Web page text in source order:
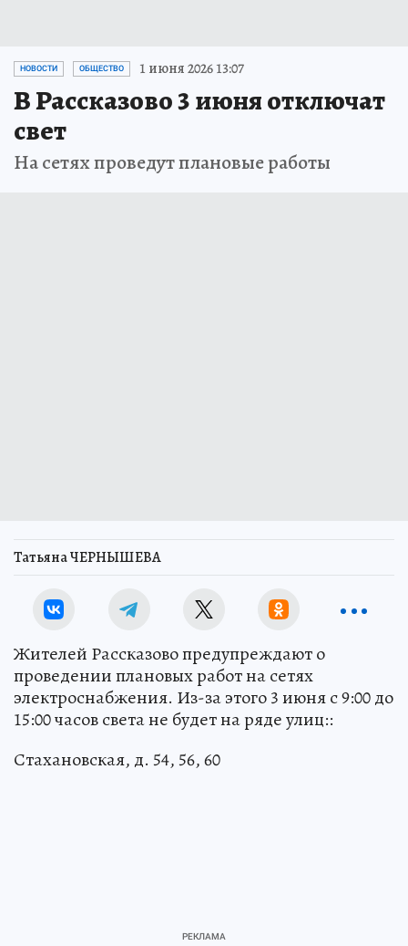
НОВОСТИ ОБЩЕСТВО 1 июня 2026 13:07
В Рассказово 3 июня отключат
свет
На сетях проведут плановые работы
Татьяна ЧЕРНЫШЕВА
Жителей Рассказово предупреждают о
проведении плановых работ на сетях
электроснабжения. Из-за этого 3 июня с 9:00 до
15:00 часов света не будет на ряде улиц::
Стахановская, д. 54, 56, 60